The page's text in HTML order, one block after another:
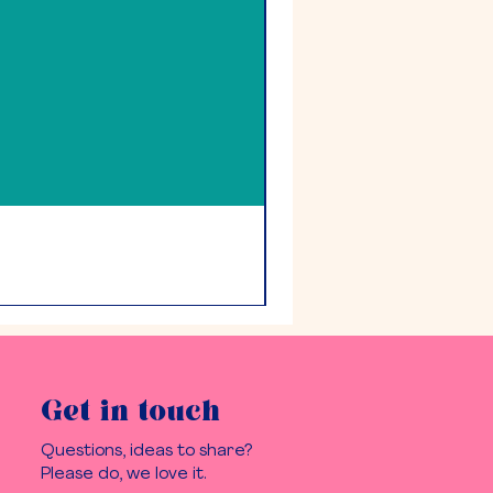
Get in touch
Questions, ideas to share?
Please do, we love it.